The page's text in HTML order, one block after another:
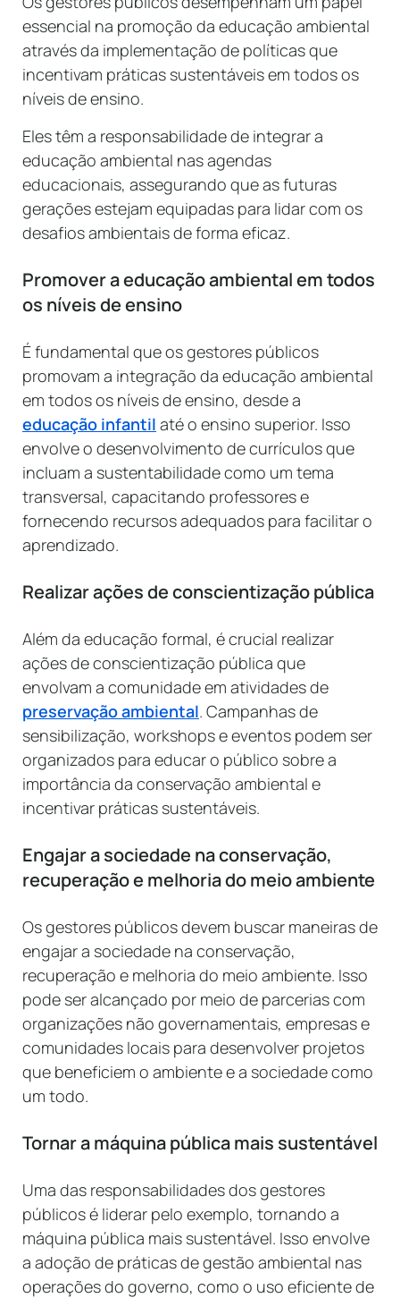
essencial na promoção da educação ambiental
através da implementação de políticas que
incentivam práticas sustentáveis em todos os
níveis de ensino.
Eles têm a responsabilidade de integrar a
educação ambiental nas agendas
educacionais, assegurando que as futuras
gerações estejam equipadas para lidar com os
desafios ambientais de forma eficaz.
Promover a educação ambiental em todos
os níveis de ensino
É fundamental que os gestores públicos
promovam a integração da educação ambiental
em todos os níveis de ensino, desde a
educação infantil até o ensino superior. Isso
envolve o desenvolvimento de currículos que
incluam a sustentabilidade como um tema
transversal, capacitando professores e
fornecendo recursos adequados para facilitar o
aprendizado.
Realizar ações de conscientização pública
Além da educação formal, é crucial realizar
ações de conscientização pública que
envolvam a comunidade em atividades de
preservação ambiental. Campanhas de
sensibilização, workshops e eventos podem ser
organizados para educar o público sobre a
importância da conservação ambiental e
incentivar práticas sustentáveis.
Engajar a sociedade na conservação,
recuperação e melhoria do meio ambiente
Os gestores públicos devem buscar maneiras de
engajar a sociedade na conservação,
recuperação e melhoria do meio ambiente. Isso
pode ser alcançado por meio de parcerias com
organizações não governamentais, empresas e
comunidades locais para desenvolver projetos
que beneficiem o ambiente e a sociedade como
um todo.
Tornar a máquina pública mais sustentável
Uma das responsabilidades dos gestores
públicos é liderar pelo exemplo, tornando a
máquina pública mais sustentável. Isso envolve
a adoção de práticas de gestão ambiental nas
operações do governo, como o uso eficiente de